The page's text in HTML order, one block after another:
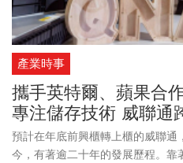
產業時事
攜手英特爾、蘋果合
專注儲存技術 威聯通
預計在年底前興櫃轉上櫃的威聯通
今，有著逾二十年的發展歷程。